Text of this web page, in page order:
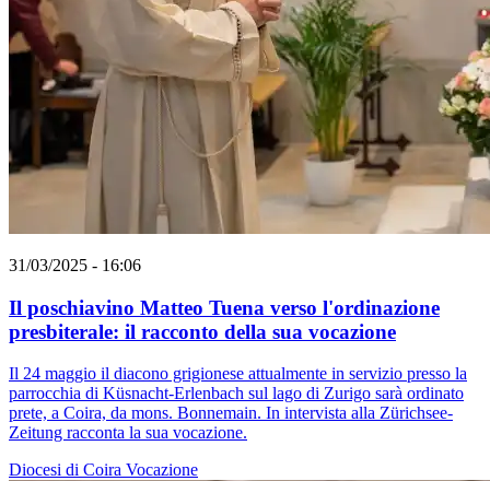
31/03/2025 - 16:06
Il poschiavino Matteo Tuena verso l'ordinazione
presbiterale: il racconto della sua vocazione
Il 24 maggio il diacono grigionese attualmente in servizio presso la
parrocchia di Küsnacht-Erlenbach sul lago di Zurigo sarà ordinato
prete, a Coira, da mons. Bonnemain. In intervista alla Zürichsee-
Zeitung racconta la sua vocazione.
Diocesi di Coira Vocazione